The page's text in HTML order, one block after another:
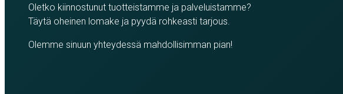
Oletko kiinnostunut tuotteistamme ja palveluistamme?
Täytä oheinen lomake ja pyydä rohkeasti tarjous.
Olemme sinuun yhteydessä mahdollisimman pian!